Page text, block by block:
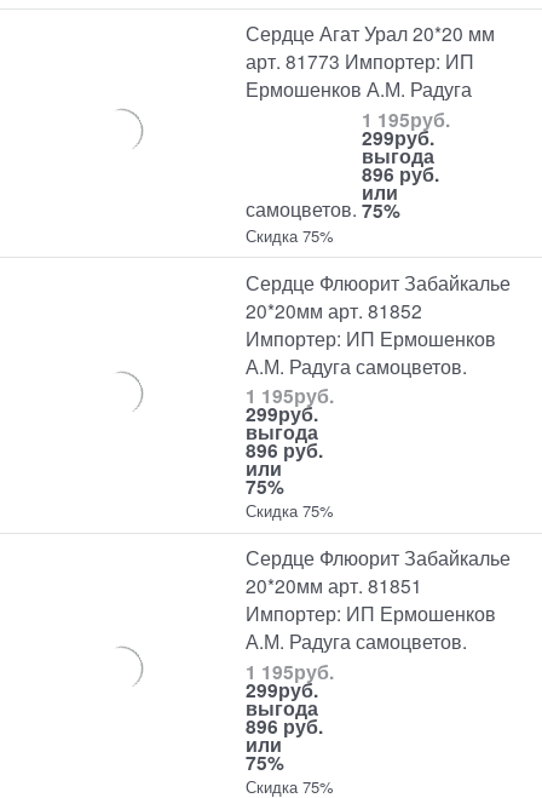
Сердце Агат Урал 20*20 мм
арт. 81773 Импортер: ИП
Ермошенков А.М. Радуга
самоцветов.
1 195руб.
299руб.
выгода
896 руб.
или
75%
Скидка 75%
Сердце Флюорит Забайкалье
20*20мм арт. 81852
Импортер: ИП Ермошенков
А.М. Радуга самоцветов.
1 195руб.
299руб.
выгода
896 руб.
или
75%
Скидка 75%
Сердце Флюорит Забайкалье
20*20мм арт. 81851
Импортер: ИП Ермошенков
А.М. Радуга самоцветов.
1 195руб.
299руб.
выгода
896 руб.
или
75%
Скидка 75%